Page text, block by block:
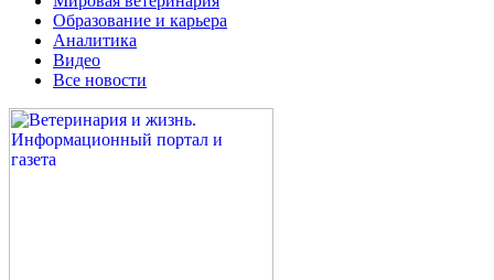
Образование и карьера
Аналитика
Видео
Все новости